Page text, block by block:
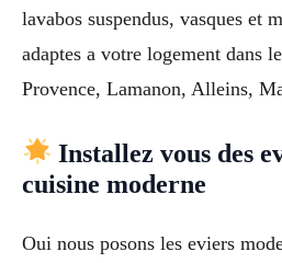
lavabos suspendus, vasques et
adaptes a votre logement dans
Provence, Lamanon, Alleins,
Installez vous des
cuisine moderne
Oui nous posons les eviers